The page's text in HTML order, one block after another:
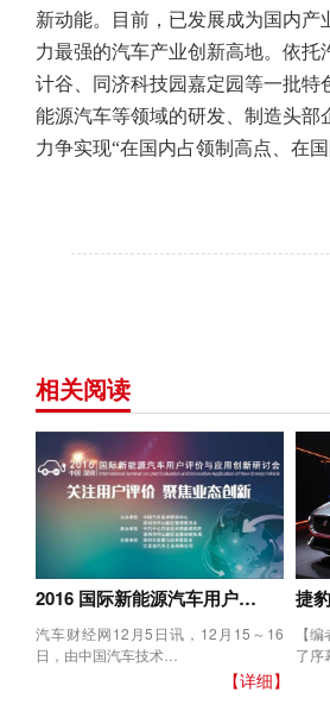
新动能。目前，已发展成为国内
力最强的汽车产业创新高地。依托
计谷、同济科技园嘉定园等一批
能源汽车等领域的研发、制造头部
力争实现“在国内占领制高点、在国
相关阅读
2016 国际新能源汽车用户…
汽车财经网12月5日讯，12月15～16
日，由中国汽车技术…
【详细】
捷
【
了序